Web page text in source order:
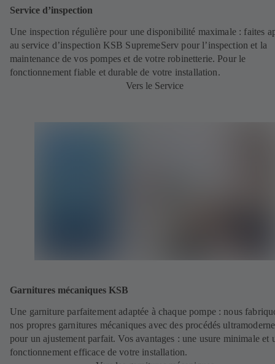
Service d’inspection
Une inspection régulière pour une disponibilité maximale : faites
au service d’inspection KSB SupremeServ pour l’inspection et la
maintenance de vos pompes et de votre robinetterie. Pour le
fonctionnement fiable et durable de votre installation.
Vers le Service
Garnitures mécaniques KSB
Une garniture parfaitement adaptée à chaque pompe : nous
nos propres garnitures mécaniques avec des procédés
pour un ajustement parfait. Vos avantages : une usure minimale et
fonctionnement efficace de votre installation.